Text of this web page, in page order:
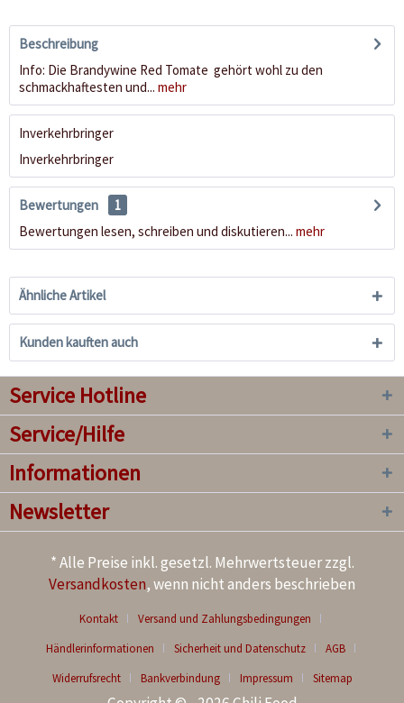
Beschreibung
Info: Die Brandywine Red Tomate gehört wohl zu den
schmackhaftesten und... mehr
Inverkehrbringer
Inverkehrbringer
Bewertungen
1
Bewertungen lesen, schreiben und diskutieren... mehr
Ähnliche Artikel
Kunden kauften auch
Service Hotline
Service/Hilfe
Informationen
Newsletter
* Alle Preise inkl. gesetzl. Mehrwertsteuer zzgl.
Versandkosten, wenn nicht anders beschrieben
Kontakt
Versand und Zahlungsbedingungen
Händlerinformationen
Sicherheit und Datenschutz
AGB
Widerrufsrecht
Bankverbindung Impressum Sitemap